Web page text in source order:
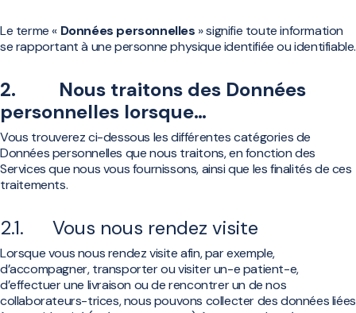
Le terme « Données personnelles » signifie toute information
se rapportant à une personne physique identifiée ou identifiable.
2. Nous traitons des Données
personnelles lorsque…
Vous trouverez ci-dessous les différentes catégories de
Données personnelles que nous traitons, en fonction des
Services que nous vous fournissons, ainsi que les finalités de ces
traitements.
2.1. Vous nous rendez visite
Lorsque vous nous rendez visite afin, par exemple,
d’accompagner, transporter ou visiter un-e patient-e,
d’effectuer une livraison ou de rencontrer un de nos
collaborateurs-trices, nous pouvons collecter des données liées